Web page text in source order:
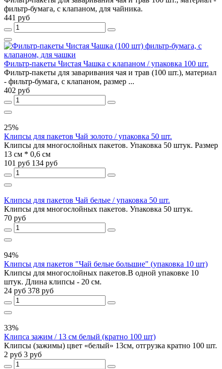
фильтр-бумага, с клапаном, для чайника.
441 руб
Фильтр-пакеты Чистая Чашка с клапаном / упаковка 100 шт.
Фильтр-пакеты для заваривания чая и трав (100 шт.), материал
- фильтр-бумага, с клапаном, размер ...
402 руб
25%
Клипсы для пакетов Чай золото / упаковка 50 шт.
Клипсы для многослойных пакетов. Упаковка 50 штук. Размер
13 см * 0,6 см
101 руб 134 руб
Клипсы для пакетов Чай белые / упаковка 50 шт.
Клипсы для многослойных пакетов. Упаковка 50 штук.
70 руб
94%
Клипсы для пакетов "Чай белые большие" (упаковка 10 шт)
Клипсы для многослойных пакетов.В одной упаковке 10
штук. Длина клипсы - 20 см.
24 руб 378 руб
33%
Клипса зажим / 13 см белый (кратно 100 шт)
Клипсы (зажимы) цвет «белый» 13см, отгрузка кратно 100 шт.
2 руб 3 руб